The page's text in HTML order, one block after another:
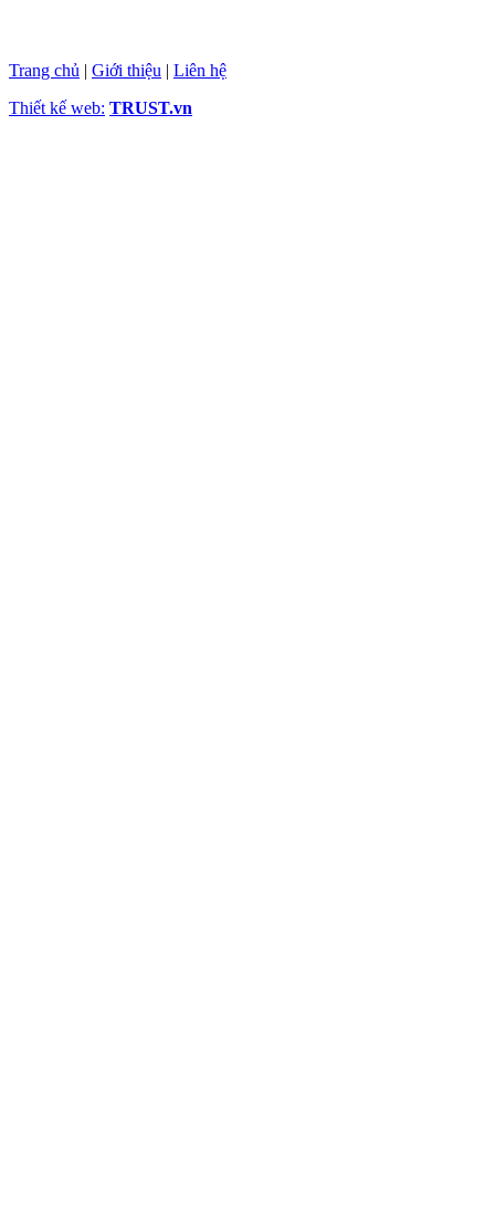
Trang chủ | Giới thiệu | Liên hệ
Thiết kế web: TRUST.vn